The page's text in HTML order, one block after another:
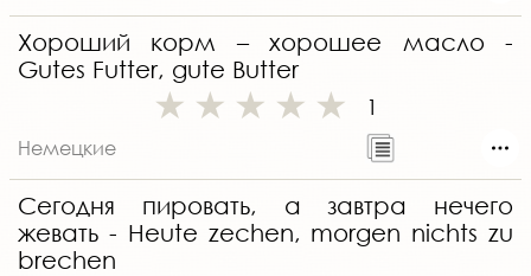
Хороший корм – хорошее масло -
Gutes Futter, gute Butter
1
Немецкие
Сегодня пировать, а завтра нечего
жевать - Heute zechen, morgen nichts zu
brechen